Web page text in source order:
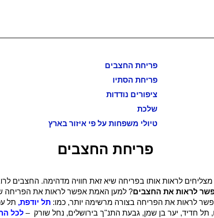
פריחת החצבים
פריחת הסתיו
ציפורים נודדות
שלכת
טיולי משפחות על פי איזור בארץ
פריחת החצבים
לראות אותו בפריחה שיא זאת חוויה מדהימה. החצבים
לראות את החצבים? למען האמת אפשר לראות את הפריחה
לראות את הפריחה בצורה מרשימה יותר, כמו: תל יודפת, תל
תל חדיד, יער בן שמן, גבעת התנ"ך בירושלים, נחל שורק – לכל